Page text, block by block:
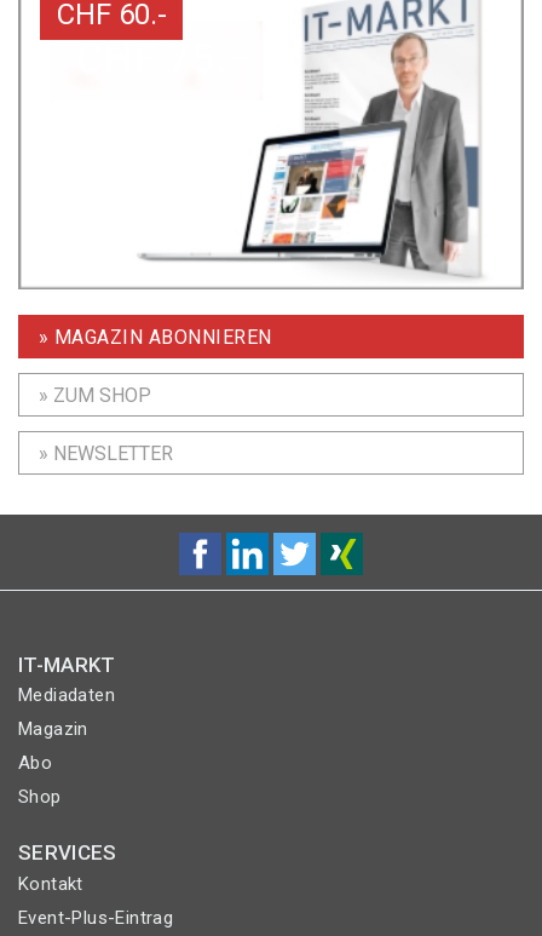
CHF 60.-
» MAGAZIN ABONNIEREN
» ZUM SHOP
» NEWSLETTER
IT-MARKT
Mediadaten
Magazin
Abo
Shop
SERVICES
Kontakt
Event-Plus-Eintrag